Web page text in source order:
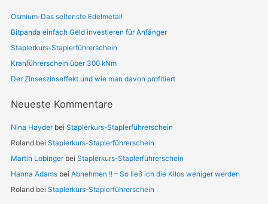
Osmium-Das seltenste Edelmetall
Bitpanda einfach Geld investieren für Anfänger
Staplerkurs-Staplerführerschein
Kranführerschein über 300 kNm
Der Zinseszinseffekt und wie man davon profitiert
Neueste Kommentare
Nina Hayder beiStaplerkurs-Staplerführerschein
Roland beiStaplerkurs-Staplerführerschein
Martin Lobinger beiStaplerkurs-Staplerführerschein
Hanna Adams beiAbnehmen !! – So ließ ich die Kilos weniger werden
Roland beiStaplerkurs-Staplerführerschein